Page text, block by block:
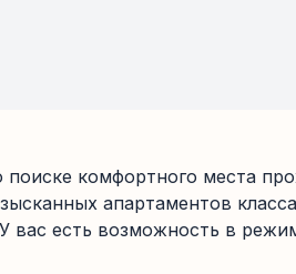
поиске комфортного места
апартаментов
есть возможность в